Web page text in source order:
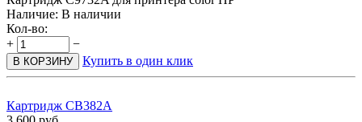
Наличие: В наличии
Кол-во:
+
−
В КОРЗИНУ Купить в один клик
Картридж CB382A